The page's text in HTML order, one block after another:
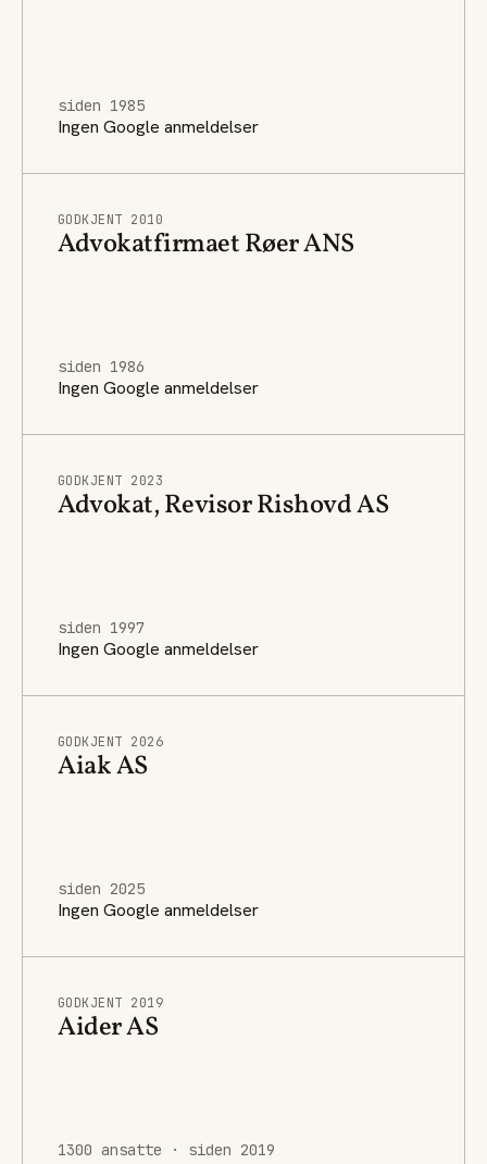
siden 1985
Ingen Google anmeldelser
GODKJENT 2010
Advokatfirmaet Røer ANS
siden 1986
Ingen Google anmeldelser
GODKJENT 2023
Advokat, Revisor Rishovd AS
siden 1997
Ingen Google anmeldelser
GODKJENT 2026
Aiak AS
siden 2025
Ingen Google anmeldelser
GODKJENT 2019
Aider AS
1300 ansatte · siden 2019